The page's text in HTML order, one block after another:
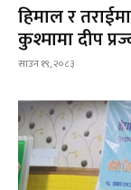
हिमाल र
कुश्मामा दीप
साउन १९, २०८३